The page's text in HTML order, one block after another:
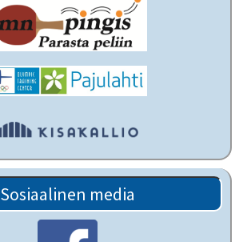
Sosiaalinen media